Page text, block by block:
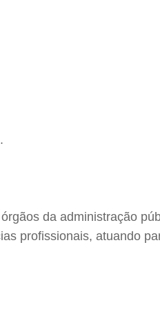
da administração
profissionais, atuando